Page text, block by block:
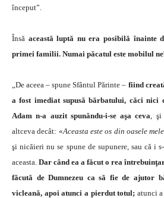
început”.
Însă această luptă nu era posibilă înainte
primei familii. Numai păcatul este mobilul
„De aceea – spune Sfântul Părinte – fiind
a fost imediat supusă bărbatului, căci nici
Adam n-a auzit spunându-i-se aşa ceva ,
altceva decât: «Aceasta este os din oasele
şi nicăieri nu se spune de supunere, sau că i
aceasta. Dar când ea a făcut o rea
făcută de Dumnezeu ca să fie de ajutor
vicleană, apoi atunci a pierdut totul; atunci